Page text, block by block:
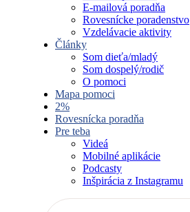
E-mailová poradňa
Rovesnícke poradenstvo
Vzdelávacie aktivity
Články
Som dieťa/mladý
Som dospelý/rodič
O pomoci
Mapa pomoci
2%
Rovesnícka poradňa
Pre teba
Videá
Mobilné aplikácie
Podcasty
Inšpirácia z Instagramu